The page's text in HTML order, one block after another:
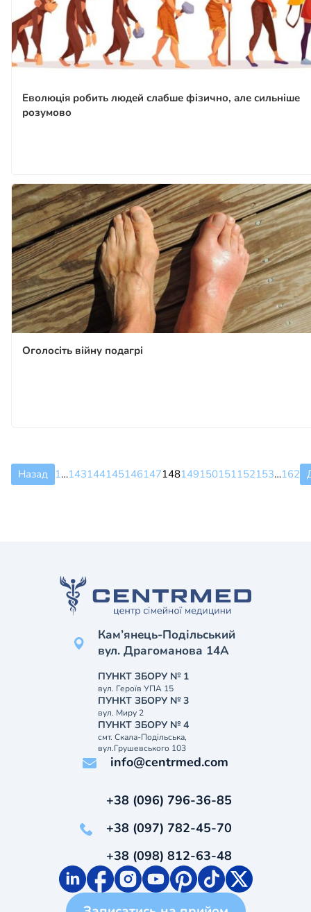
Еволюція робить людей слабше фізично, але сильніше
розумово
Оголосіть війну подагрі
Назад 1…143144145146147148149150151152153…162
Кам’янець-Подільський
вул. Драгоманова 14А
ПУНКТ ЗБОРУ № 1
вул. Героїв УПА 15
ПУНКТ ЗБОРУ № 3
вул. Миру 2
ПУНКТ ЗБОРУ № 4
смт. Скала-Подільська,
вул.Грушевського 103
info@centrmed.com
+38 (096) 796-36-85
+38 (097) 782-45-70
+38 (098) 812-63-48